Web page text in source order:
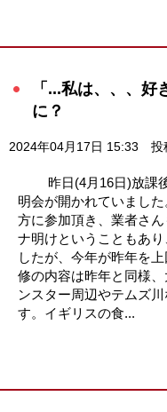
「...私は、、、
に？
2024年04月17日 15:33 投
昨日(4月16日)放課後
明会が開かれていまし
方に参加頂き、業者さ
ナ明けということもあ
したが、今年が昨年を
修の内容は昨年と同様
ンスター周辺やテムズ
す。イギリスの食...